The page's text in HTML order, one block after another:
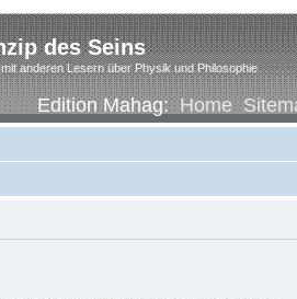
des Seins
anderen Lesern über Physik und Philosophie
Edition Mahag:Home